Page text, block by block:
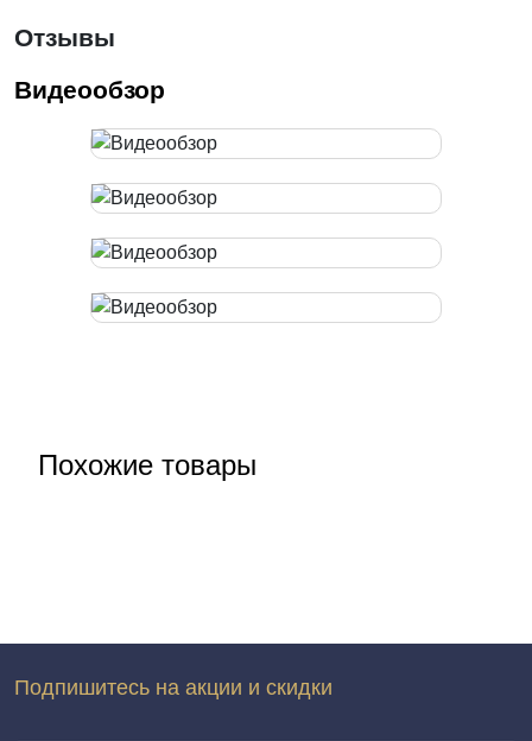
Отзывы
Видеообзор
Похожие товары
Подпишитесь на акции и скидки